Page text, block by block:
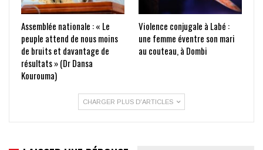
Assemblée nationale : « Le
peuple attend de nous moins
de bruits et davantage de
résultats » (Dr Dansa
Kourouma)
Violence conjugale à Labé :
une femme éventre son mari
au couteau, à Dombi
CHARGER PLUS D'ARTICLES